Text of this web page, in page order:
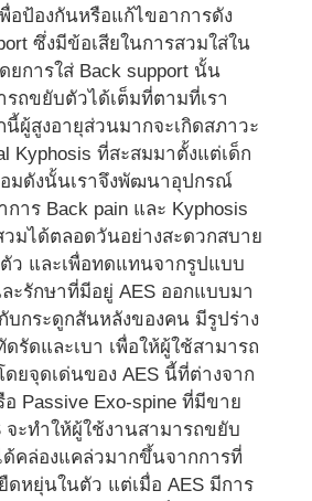
ป้องกันหรือแก้ไขอาการดัง
ซึ่งมีข้อเสียในการสวมใส่ใน
ยการใส่ Back support นั้น
รถขยับตัวได้เต็มที่ตามที่เรา
นี้ผู้สูงอายุส่วนมากจะเกิดสภาวะ
Kyphosis ที่สะสมมาตั้งแต่เด็ก
มดังนั้นเราจึงพัฒนาอุปกรณ์
การ Back pain และ Kyphosis
วมได้ตลอดวันอย่างสะดวกสบาย
ว และเพื่อทดแทนจากรูปแบบ
ะรักษาที่มีอยู่ AES ออกแบบมา
กระดูกสันหลังของคน มีรูปร่าง
รัดและเบา เพื่อให้ผู้ใช้สามารถ
ดยจุดเด่นของ AES นี้ที่ต่างจาก
อ Passive Exo-spine ที่มีขาย
จะทำให้ผู้ใช้งานสามารถขยับ
คล่องแคล่วมากขึ้นจากการที่
ดหยุ่นในตัว แต่เมื่อ AES มีการ